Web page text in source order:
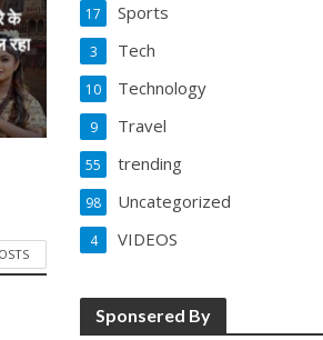
के
रहा
Sports
17
Tech
3
Technology
10
Travel
9
trending
55
Uncategorized
98
VIDEOS
4
Sponsered By